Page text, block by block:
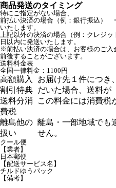
商品発送のタイミング
特にご指定がない場合、
前払い決済の場合（例：銀行振込）
いたします。
上記以外の決済の場合（例：クレジ
日以内に発送いたします。
※前払い決済の場合は、お客様のご
前後することがございます。
送料料金表
全国一律料金：1100円
高額購入
割引特典
お届け先１件につ
だいた場合、送料が
送料分消
費税
この料金には消費税
離島他の
扱い
離島・一部地域でも
せん。
クール便
【業者】
日本郵便
【配送サービス名】
チルドゆうパック
【備考】